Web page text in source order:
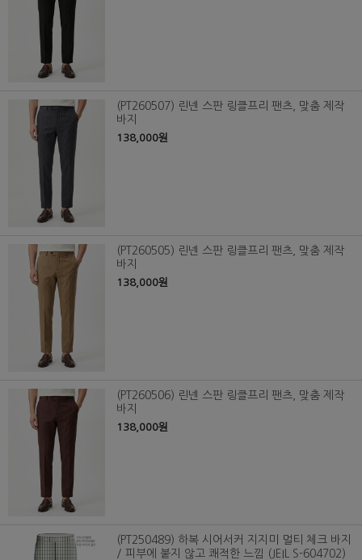
(PT260507) 린넨 스판 링클프리 팬츠, 맞춤 제작
바지
138,000원
(PT260505) 린넨 스판 링클프리 팬츠, 맞춤 제작
바지
138,000원
(PT260506) 린넨 스판 링클프리 팬츠, 맞춤 제작
바지
138,000원
(PT250489) 하복 시어서커 지지미 멀티 체크 바지
/ 피부에 붙지 않고 쾌적한 느낌 (JEIL S-604702)